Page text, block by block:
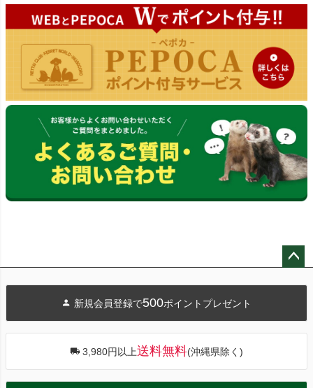
へ
新規会員登録で500ポイントプレゼント
3,980円以上送料無料(沖縄県除く)